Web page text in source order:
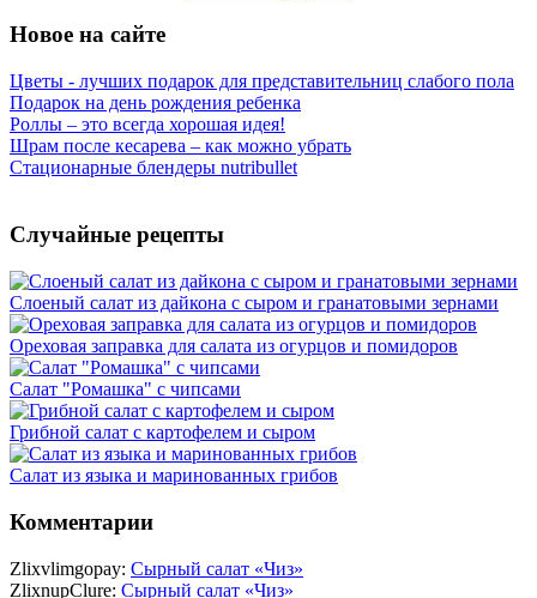
Новое на сайте
Цветы - лучших подарок для представительниц слабого пола
Подарок на день рождения ребенка
Роллы – это всегда хорошая идея!
Шрам после кесарева – как можно убрать
Стационарные блендеры nutribullet
Случайные рецепты
Слоеный салат из дайкона с сыром и гранатовыми зернами
Ореховая заправка для салата из огурцов и помидоров
Салат "Ромашка" с чипсами
Грибной салат с картофелем и сыром
Салат из языка и маринованных грибов
Комментарии
Zlixvlimgopay: Сырный салат «Чиз»
ZlixnupClure: Сырный салат «Чиз»